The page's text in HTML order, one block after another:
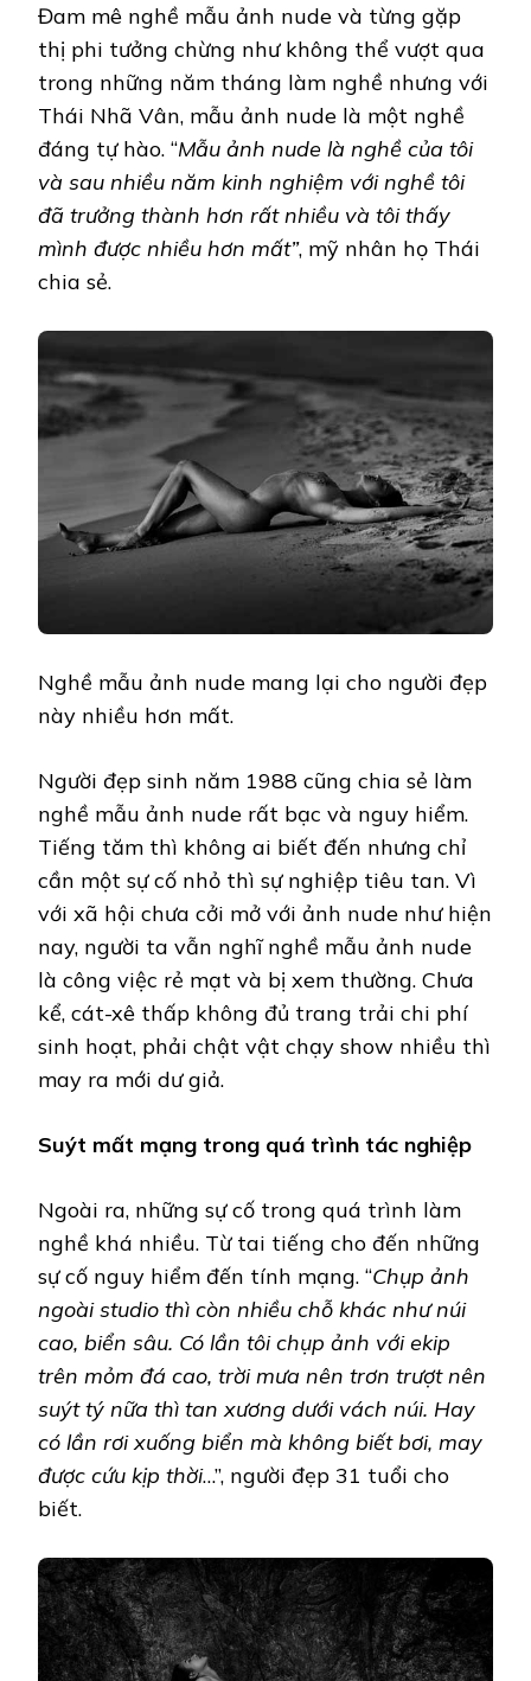
Đam mê nghề mẫu ảnh nude và từng gặp
thị phi tưởng chừng như không thể vượt qua
trong những năm tháng làm nghề nhưng với
Thái Nhã Vân, mẫu ảnh nude là một nghề
đáng tự hào. “Mẫu ảnh nude là nghề của tôi
và sau nhiều năm kinh nghiệm với nghề tôi
đã trưởng thành hơn rất nhiều và tôi thấy
mình được nhiều hơn mất”, mỹ nhân họ Thái
chia sẻ.
Nghề mẫu ảnh nude mang lại cho người đẹp
này nhiều hơn mất.
Người đẹp sinh năm 1988 cũng chia sẻ làm
nghề mẫu ảnh nude rất bạc và nguy hiểm.
Tiếng tăm thì không ai biết đến nhưng chỉ
cần một sự cố nhỏ thì sự nghiệp tiêu tan. Vì
với xã hội chưa cởi mở với ảnh nude như hiện
nay, người ta vẫn nghĩ nghề mẫu ảnh nude
là công việc rẻ mạt và bị xem thường. Chưa
kể, cát-xê thấp không đủ trang trải chi phí
sinh hoạt, phải chật vật chạy show nhiều thì
may ra mới dư giả.
Suýt mất mạng trong quá trình tác nghiệp
Ngoài ra, những sự cố trong quá trình làm
nghề khá nhiều. Từ tai tiếng cho đến những
sự cố nguy hiểm đến tính mạng. “Chụp ảnh
ngoài studio thì còn nhiều chỗ khác như núi
cao, biển sâu. Có lần tôi chụp ảnh với ekip
trên mỏm đá cao, trời mưa nên trơn trượt nên
suýt tý nữa thì tan xương dưới vách núi. Hay
có lần rơi xuống biển mà không biết bơi, may
được cứu kịp thời…”, người đẹp 31 tuổi cho
biết.